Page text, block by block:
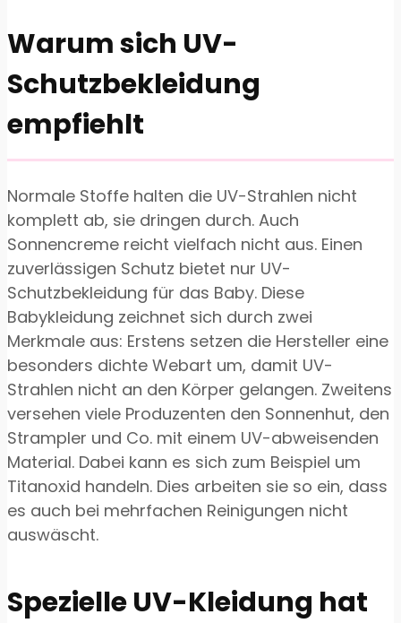
Warum sich UV-
Schutzbekleidung
empfiehlt
Normale Stoffe halten die UV-Strahlen nicht
komplett ab, sie dringen durch. Auch
Sonnencreme reicht vielfach nicht aus. Einen
zuverlässigen Schutz bietet nur UV-
Schutzbekleidung für das Baby. Diese
Babykleidung zeichnet sich durch zwei
Merkmale aus: Erstens setzen die Hersteller eine
besonders dichte Webart um, damit UV-
Strahlen nicht an den Körper gelangen. Zweitens
versehen viele Produzenten den Sonnenhut, den
Strampler und Co. mit einem UV-abweisenden
Material. Dabei kann es sich zum Beispiel um
Titanoxid handeln. Dies arbeiten sie so ein, dass
es auch bei mehrfachen Reinigungen nicht
auswäscht.
Spezielle UV-Kleidung hat